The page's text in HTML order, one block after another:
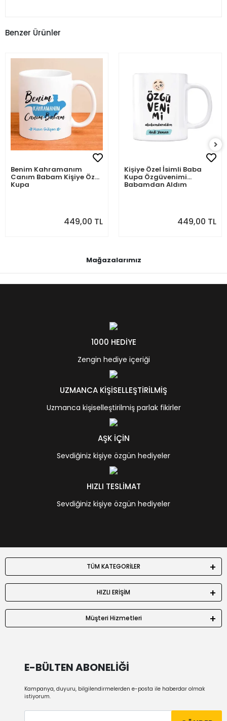
Benzer Ürünler
Benim Kahramanım
Canım Babam Kişiye Özel
Kupa
449,00 TL
Kişiye Özel İsimli Baba
Kupa Özgüvenimi
Babamdan Aldım
449,00 TL
Mağazalarımız
1000 HEDİYE
Zengin hediye içeriği
UZMANCA KİŞİSELLEŞTİRİLMİŞ
Uzmanca kişiselleştirilmiş parlak fikirler
AŞK İÇİN
Sevdiğiniz kişiye özgün hediyeler
HIZLI TESLİMAT
Sevdiğiniz kişiye özgün hediyeler
TÜM KATEGORİLER
HIZLI ERİŞİM
Müşteri Hizmetleri
E-BÜLTEN ABONELİĞİ
Kampanya, duyuru, bilgilendirmelerden e-posta ile haberdar olmak
istiyorum.